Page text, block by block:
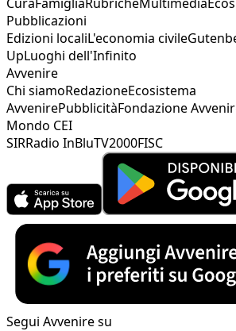
Pubblicazioni
Edizioni localiL'economia civile
UpLuoghi dell'Infinito
Avvenire
Chi siamoRedazioneEcosistema
AvvenirePubblicitàFondazione
Mondo CEI
SIRRadio InBluTV2000FISC
Segui Avvenire su